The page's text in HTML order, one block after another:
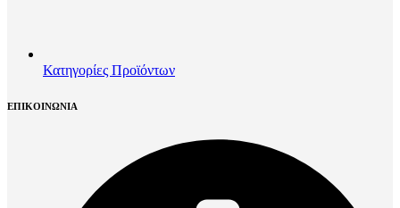
Κατηγορίες Προϊόντων
ΕΠΙΚΟΙΝΩΝΙΑ